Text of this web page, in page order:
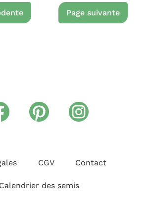
CGV Contact
Calendrier des semis